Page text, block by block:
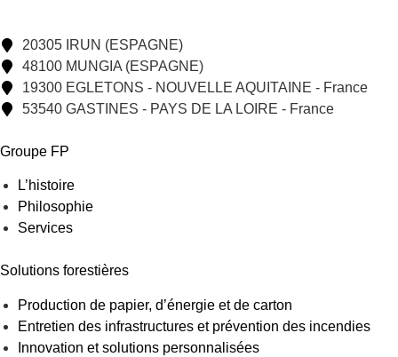
20305 IRUN (ESPAGNE)
48100 MUNGIA (ESPAGNE)
19300 EGLETONS - NOUVELLE AQUITAINE - France
53540 GASTINES - PAYS DE LA LOIRE - France
Groupe FP
L’histoire
Philosophie
Services
Solutions forestières
Production de papier, d’énergie et de carton
Entretien des infrastructures et prévention des incendies
Innovation et solutions personnalisées